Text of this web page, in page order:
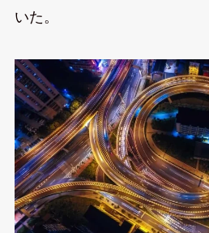
いた。